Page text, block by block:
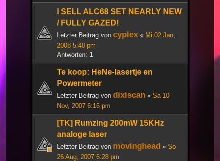
I SELL ALC68 SET NEARLY NEW
/ FULLY GAZED!
Letzter Beitrag von cyplex « Mi 02 Jan,
2008 5:48 pm
Antworten: 1
Te koop: HeNe-lasertje en
Powermeter
Letzter Beitrag von dixiscan « Sa 10
Nov, 2007 6:16 pm
[TK] Rumzing 200mW 15KHz
analoge laser
Letzter Beitrag von movinghead « So
26 Aug, 2007 6:28 pm